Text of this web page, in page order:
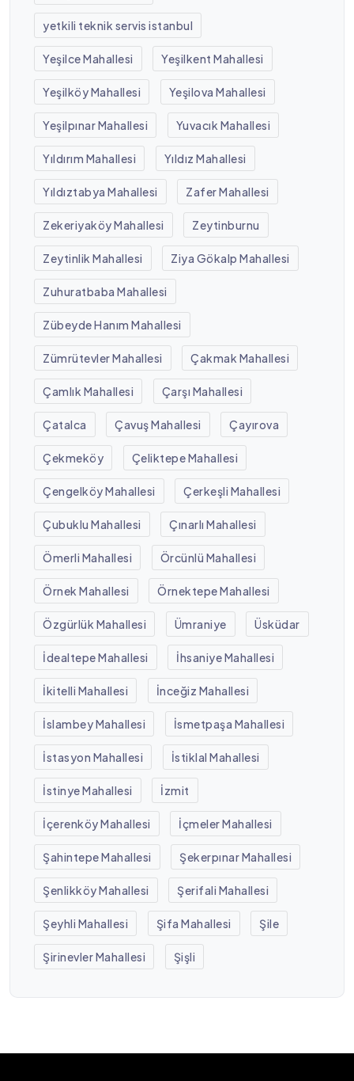
yetkili teknik servis istanbul
Yeşilce Mahallesi Yeşilkent Mahallesi
Yeşilköy Mahallesi Yeşilova Mahallesi
Yeşilpınar Mahallesi Yuvacık Mahallesi
Yıldırım Mahallesi Yıldız Mahallesi
Yıldıztabya Mahallesi Zafer Mahallesi
Zekeriyaköy Mahallesi Zeytinburnu
Zeytinlik Mahallesi Ziya Gökalp Mahallesi
Zuhuratbaba Mahallesi
Zübeyde Hanım Mahallesi
Zümrütevler Mahallesi Çakmak Mahallesi
Çamlık Mahallesi Çarşı Mahallesi
Çatalca Çavuş Mahallesi Çayırova
Çekmeköy Çeliktepe Mahallesi
Çengelköy Mahallesi Çerkeşli Mahallesi
Çubuklu Mahallesi Çınarlı Mahallesi
Ömerli Mahallesi Örcünlü Mahallesi
Örnek Mahallesi Örnektepe Mahallesi
Özgürlük Mahallesi Ümraniye Üsküdar
İdealtepe Mahallesi İhsaniye Mahallesi
İkitelli Mahallesi İnceğiz Mahallesi
İslambey Mahallesi İsmetpaşa Mahallesi
İstasyon Mahallesi İstiklal Mahallesi
İstinye Mahallesi İzmit
İçerenköy Mahallesi İçmeler Mahallesi
Şahintepe Mahallesi Şekerpınar Mahallesi
Şenlikköy Mahallesi Şerifali Mahallesi
Şeyhli Mahallesi Şifa Mahallesi Şile
Şirinevler Mahallesi Şişli